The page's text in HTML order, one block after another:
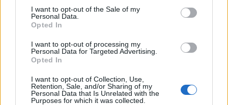
consent section.
I want to opt-out of the Sale of my
Personal Data.
Opted In
I want to opt-out of processing my
Personal Data for Targeted Advertising.
Opted In
I want to opt-out of Collection, Use,
Retention, Sale, and/or Sharing of my
Personal Data that Is Unrelated with the
Purposes for which it was collected.
alla sua media. Viene spesso utilizzato per misurare la
volatilità del prezzo di un’azione nel tempo.
AUTORE
Redazione